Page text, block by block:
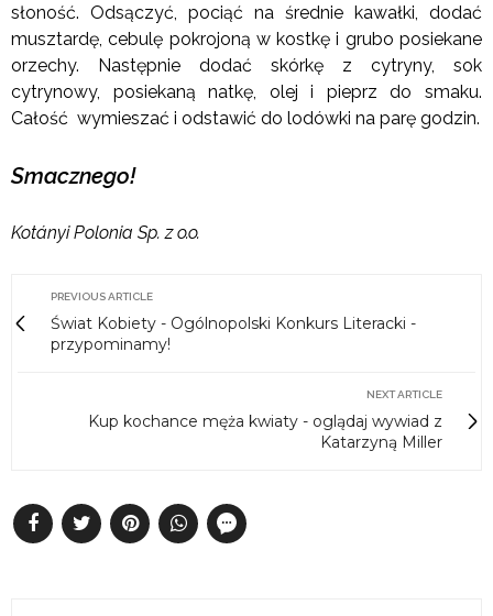
słoność. Odsączyć, pociąć na średnie kawałki, dodać
musztardę, cebulę pokrojoną w kostkę i grubo posiekane
orzechy. Następnie dodać skórkę z cytryny, sok
cytrynowy, posiekaną natkę, olej i pieprz do smaku.
Całość wymieszać i odstawić do lodówki na parę godzin.
Smacznego!
Kotányi Polonia Sp. z o.o.
PREVIOUS ARTICLE
Świat Kobiety - Ogólnopolski Konkurs Literacki -
przypominamy!
NEXT ARTICLE
Kup kochance męża kwiaty - oglądaj wywiad z
Katarzyną Miller